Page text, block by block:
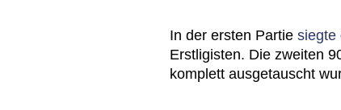
In der ersten Partie siegte
Erstligisten. Die zweiten
komplett ausgetauscht